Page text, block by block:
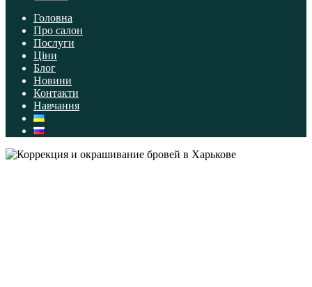
Головна
Про салон
Послуги
Ціни
Блог
Новини
Контакти
Навчання